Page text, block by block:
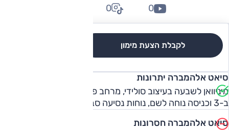
לקבלת הצעת מימון
0
0
סיאט אלהמברה יתרונות
ב-3 וכניסה נוחה לשם, נוחות נסיעה סבירה מחוץ לעיר.
סיאט אלהמברה חסרונות